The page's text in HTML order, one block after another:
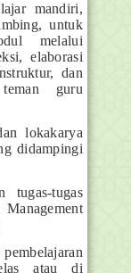
mandiri,
untuk
melalui
elaborasi
dan
guru
lokakarya
didampingi
tugas-tugas
atau di